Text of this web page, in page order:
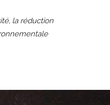
la réduction